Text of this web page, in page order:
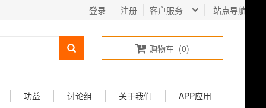
客户服务 站点导航
登录 注册
购物车 (0)
功益 讨论组 关于我们 APP应用